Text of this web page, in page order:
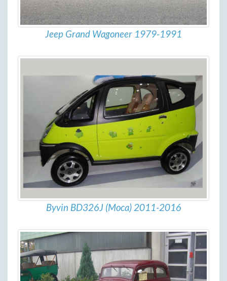
Jeep Grand Wagoneer 1979-1991
Byvin BD326J (Moca) 2011-2016